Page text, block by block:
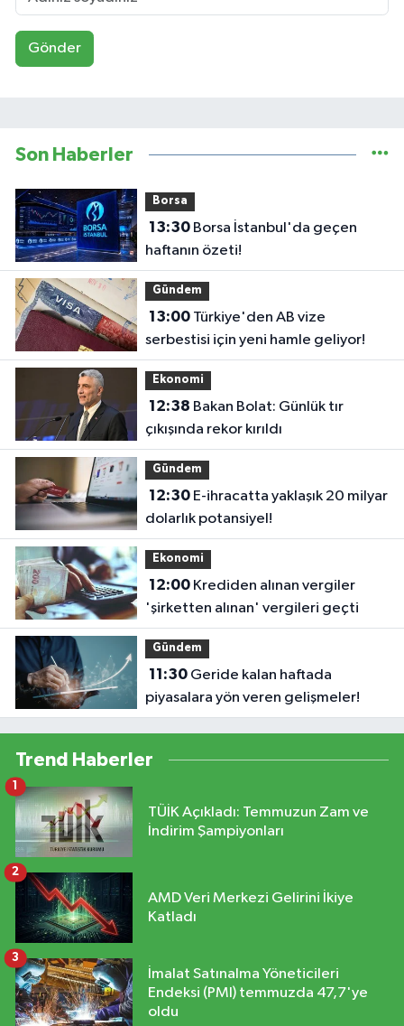
Gönder
Son Haberler
Borsa
13:30Borsa İstanbul'da geçen
haftanın özeti!
Gündem
13:00Türkiye'den AB vize
serbestisi için yeni hamle geliyor!
Ekonomi
12:38
çıkışında rekor kırıldı
Gündem
12:30E-ihracatta yaklaşık 20 milyar
dolarlık potansiyel!
Ekonomi
12:00Krediden alınan vergiler
'şirketten alınan' vergileri geçti
Gündem
11:30Geride kalan haftada
piyasalara yön veren gelişmeler!
Trend Haberler
TÜİK Açıkladı: Temmuzun Zam ve
İndirim Şampiyonları
1
AMD Veri Merkezi Gelirini İkiye
Katladı
2
İmalat Satınalma Yöneticileri
Endeksi (PMI) temmuzda 47,7'ye
oldu
3